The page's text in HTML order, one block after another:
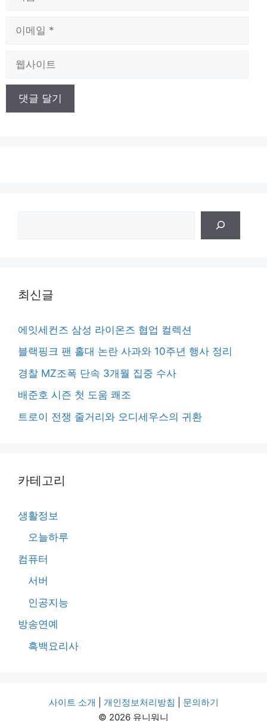
최신글
에잇세컨즈 삼성 라이온즈 협업 컬렉션
블랙핑크 팬 홀대 논란 사과와 10주년 행사 정리
경찰 MZ조폭 단속 3개월 집중 수사
배준호 시즌 첫 도움 쾌조
트로이 전쟁 줄거리와 오디세우스의 귀환
카테고리
생활정보
오늘하루
컴퓨터
서버
인공지능
방송연예
흑백요리사
사이트 소개 개인정보처리방침
문의하기
© 2026 유니워니